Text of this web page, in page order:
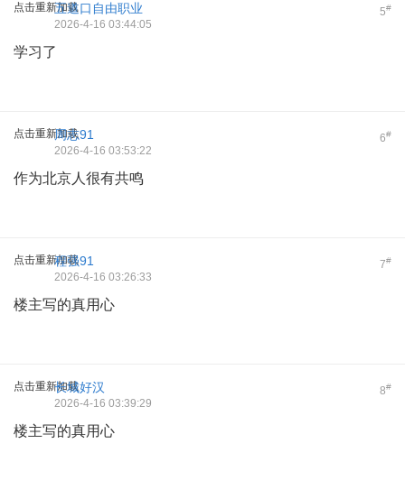
点击重新加载 5#
五道口自由职业
2026-4-16 03:44:05
学习了
点击重新加载 6#
周志91
2026-4-16 03:53:22
作为北京人很有共鸣
点击重新加载 7#
程强91
2026-4-16 03:26:33
楼主写的真用心
点击重新加载 8#
长城好汉
2026-4-16 03:39:29
楼主写的真用心